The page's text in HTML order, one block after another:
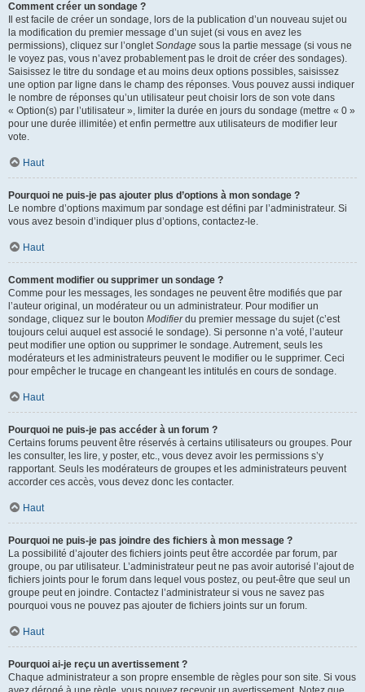
Comment créer un sondage ?
Il est facile de créer un sondage, lors de la publication d’un nouveau sujet ou
la modification du premier message d’un sujet (si vous en avez les
permissions), cliquez sur l’ongletSondage sous la partie message (si vous ne
le voyez pas, vous n’avez probablement pas le droit de créer des sondages).
Saisissez le titre du sondage et au moins deux options possibles, saisissez
une option par ligne dans le champ des réponses. Vous pouvez aussi indiquer
le nombre de réponses qu’un utilisateur peut choisir lors de son vote dans
« Option(s) par l’utilisateur », limiter la durée en jours du sondage (mettre « 0 »
pour une durée illimitée) et enfin permettre aux utilisateurs de modifier leur
vote.
Haut
Pourquoi ne puis-je pas ajouter plus d’options à mon sondage ?
Le nombre d’options maximum par sondage est défini par l’administrateur. Si
vous avez besoin d’indiquer plus d’options, contactez-le.
Haut
Comment modifier ou supprimer un sondage ?
Comme pour les messages, les sondages ne peuvent être modifiés que par
l’auteur original, un modérateur ou un administrateur. Pour modifier un
sondage, cliquez sur le bouton Modifierdu premier message du sujet (c’est
toujours celui auquel est associé le sondage). Si personne n’a voté, l’auteur
peut modifier une option ou supprimer le sondage. Autrement, seuls les
modérateurs et les administrateurs peuvent le modifier ou le supprimer. Ceci
pour empêcher le trucage en changeant les intitulés en cours de sondage.
Haut
Pourquoi ne puis-je pas accéder à un forum ?
Certains forums peuvent être réservés à certains utilisateurs ou groupes. Pour
les consulter, les lire, y poster, etc., vous devez avoir les permissions s’y
rapportant. Seuls les modérateurs de groupes et les administrateurs peuvent
accorder ces accès, vous devez donc les contacter.
Haut
Pourquoi ne puis-je pas joindre des fichiers à mon message ?
La possibilité d’ajouter des fichiers joints peut être accordée par forum, par
groupe, ou par utilisateur. L’administrateur peut ne pas avoir autorisé l’ajout de
fichiers joints pour le forum dans lequel vous postez, ou peut-être que seul un
groupe peut en joindre. Contactez l’administrateur si vous ne savez pas
pourquoi vous ne pouvez pas ajouter de fichiers joints sur un forum.
Haut
Pourquoi ai-je reçu un avertissement ?
Chaque administrateur a son propre ensemble de règles pour son site. Si vous